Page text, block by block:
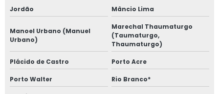
Jordão Mâncio Lima
Manoel Urbano (Manuel
Urbano)
Marechal Thaumaturgo
(Taumaturgo,
Thaumaturgo)
Plácido de Castro Porto Acre
Porto Walter Rio Branco*